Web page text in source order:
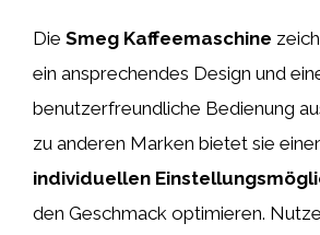
Die Smeg Kaffeemaschine
ein ansprechendes Design und
benutzerfreundliche Bedienung
zu anderen Marken bietet sie
individuellen
den Geschmack optimieren.